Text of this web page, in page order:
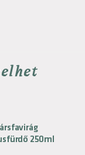
250ml